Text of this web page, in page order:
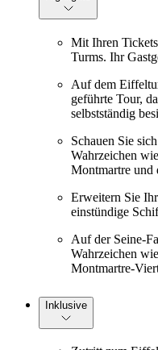
Mit Ihren
Turms. Ihr
Auf dem
geführte Tour,
selbstständig
Schauen Sie
Wahrzeichen
Montmartre und
Erweitern Sie
einstündige
Auf der Seine-
Wahrzeichen
Montmartre-
Inklusive